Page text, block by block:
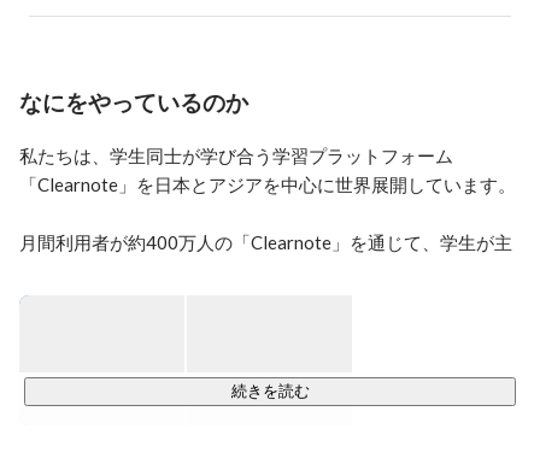
CLEARNOTE）にて事業開発を担当。
なにをやっているのか
私たちは、学生同士が学び合う学習プラットフォーム
「Clearnote」を日本とアジアを中心に世界展開しています。
月間利用者が約400万人の「Clearnote」を通じて、学生が主
教育業界のInnovationを生んだと自負しています。
続きを読む